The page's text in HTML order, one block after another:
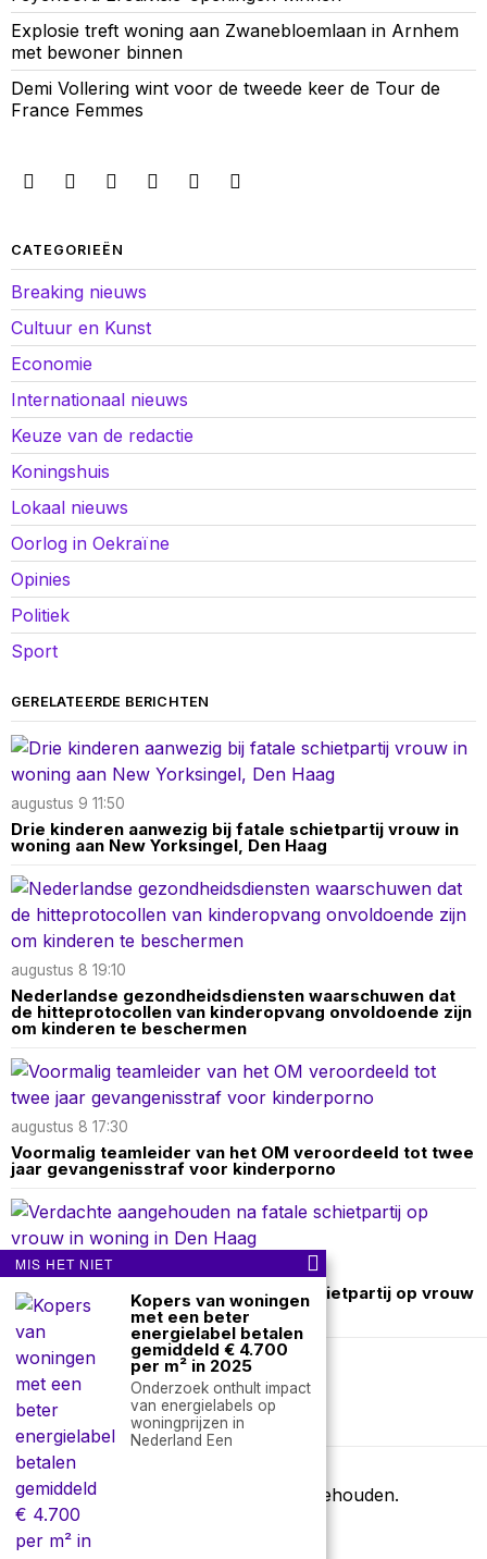
Explosie treft woning aan Zwanebloemlaan in Arnhem
met bewoner binnen
Demi Vollering wint voor de tweede keer de Tour de
France Femmes
CATEGORIEËN
Breaking nieuws
Cultuur en Kunst
Economie
Internationaal nieuws
Keuze van de redactie
Koningshuis
Lokaal nieuws
Oorlog in Oekraïne
Opinies
Politiek
Sport
GERELATEERDE BERICHTEN
augustus 9 11:50
Drie kinderen aanwezig bij fatale schietpartij vrouw in
woning aan New Yorksingel, Den Haag
augustus 8 19:10
Nederlandse gezondheidsdiensten waarschuwen dat
de hitteprotocollen van kinderopvang onvoldoende zijn
om kinderen te beschermen
augustus 8 17:30
Voormalig teamleider van het OM veroordeeld tot twee
jaar gevangenisstraf voor kinderporno
augustus 8 13:10
Verdachte aangehouden na fatale schietpartij op vrouw
in woning in Den Haag
Over ons Contact
nieuwsimpuls.online
©
- Alle rechten voorbehouden.
MIS HET NIET
Kopers van woningen
met een beter
energielabel betalen
gemiddeld € 4.700
per m² in 2025
Onderzoek onthult impact
van energielabels op
woningprijzen in
Nederland Een